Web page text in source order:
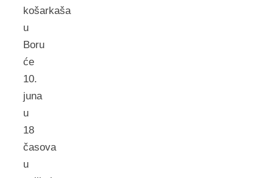
košarkaša
u
Boru
će
10.
juna
u
18
časova
u